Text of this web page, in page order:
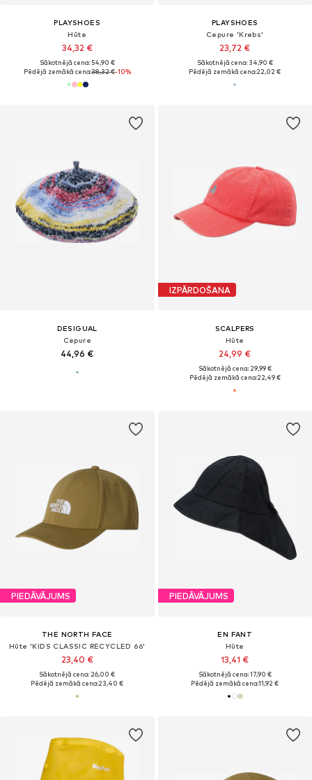
PLAYSHOES
Hūte
34,32 €
Sākotnējā cena: 54,90 €
Pēdējā zemākā cena:38,32 €-10%
PLAYSHOES
Cepure 'Krebs'
23,72 €
Sākotnējā cena: 34,90 €
Pēdējā zemākā cena:22,02 €
DESIGUAL
Cepure
44,96 €
IZPĀRDOŠANA
SCALPERS
Hūte
24,99 €
Sākotnējā cena: 29,99 €
Pēdējā zemākā cena:22,49 €
PIEDĀVĀJUMS
THE NORTH FACE
Hūte 'KIDS CLASSIC RECYCLED 66'
23,40 €
Sākotnējā cena: 26,00 €
Pēdējā zemākā cena:23,40 €
PIEDĀVĀJUMS
EN FANT
Hūte
13,41 €
Sākotnējā cena: 17,90 €
Pēdējā zemākā cena:11,92 €